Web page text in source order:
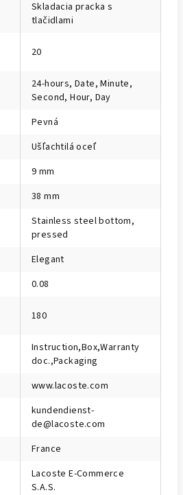
Skladacia pracka s
tlačidlami
20
24-hours, Date, Minute,
Second, Hour, Day
Pevná
Ušľachtilá oceľ
9 mm
38 mm
Stainless steel bottom,
pressed
Elegant
0.08
180
Instruction,Box,Warranty
doc.,Packaging
www.lacoste.com
kundendienst-
de@lacoste.com
France
Lacoste E-Commerce
S.A.S.